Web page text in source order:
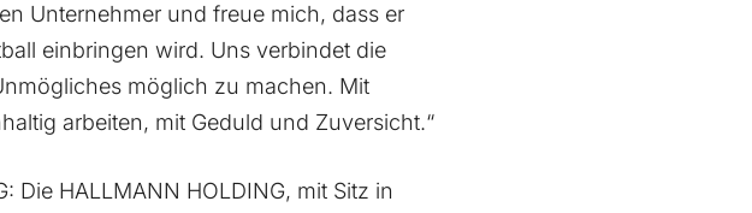
Unternehmer und freue mich, dass er
einbringen wird. Uns verbindet die
möglich zu machen. Mit
arbeiten, mit Geduld und Zuversicht.“
Die HALLMANN HOLDING, mit Sitz in